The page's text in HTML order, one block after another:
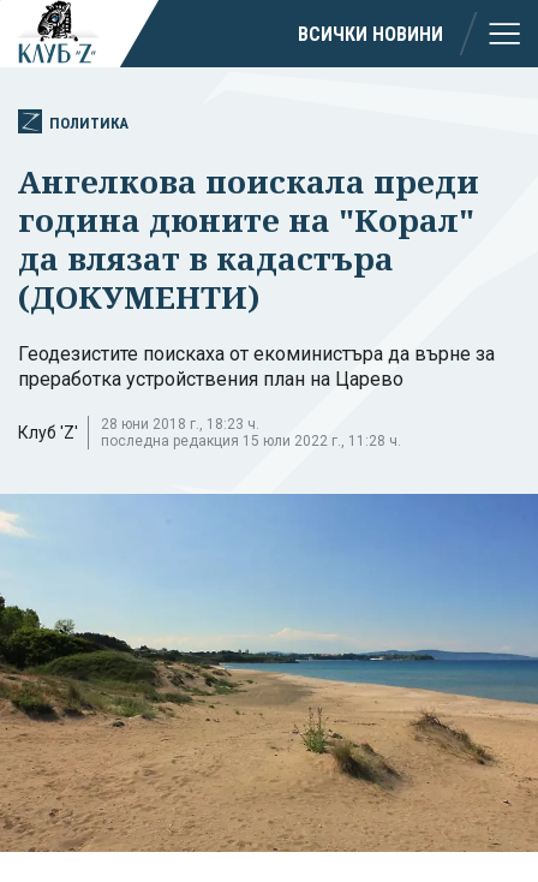
ВСИЧКИ НОВИНИ
ПОЛИТИКА
Ангелкова поискала преди
година дюните на "Корал"
да влязат в кадастъра
(ДОКУМЕНТИ)
Геодезистите поискаха от екоминистъра да върне за
преработка устройствения план на Царево
Клуб 'Z'
28 юни 2018 г., 18:23 ч.
последна редакция 15 юли 2022 г., 11:28 ч.